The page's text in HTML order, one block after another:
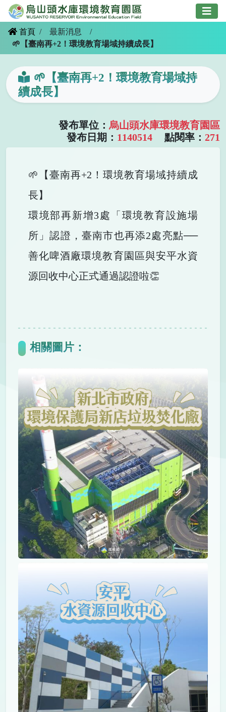
內
首頁 / 最新消息
/
🌱【臺南再+2！環境教育場域持續成長】
🌱【臺南再+2！環境教育場域持
續成長】
發布單位： 烏山頭水庫環境教育園區
發布日期： 1140514 點閱率： 271
🌱【臺南再+2！環境教育場域持續成
長】
環境部再新增3處「環境教育設施場
所」認證，臺南市也再添2處亮點──
善化啤酒廠環境教育園區與安平水資
源回收中心正式通過認證啦👏
相關圖片：